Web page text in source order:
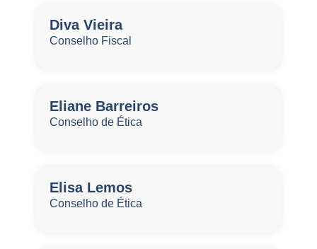
Especialista em Emergências – UNIFESP
Especialista em Terapia Intensiva – USP
Diva Vieira
Conselho Fiscal
Eliane Barreiros
Conselho de Ética
Elisa Lemos
Conselho de Ética